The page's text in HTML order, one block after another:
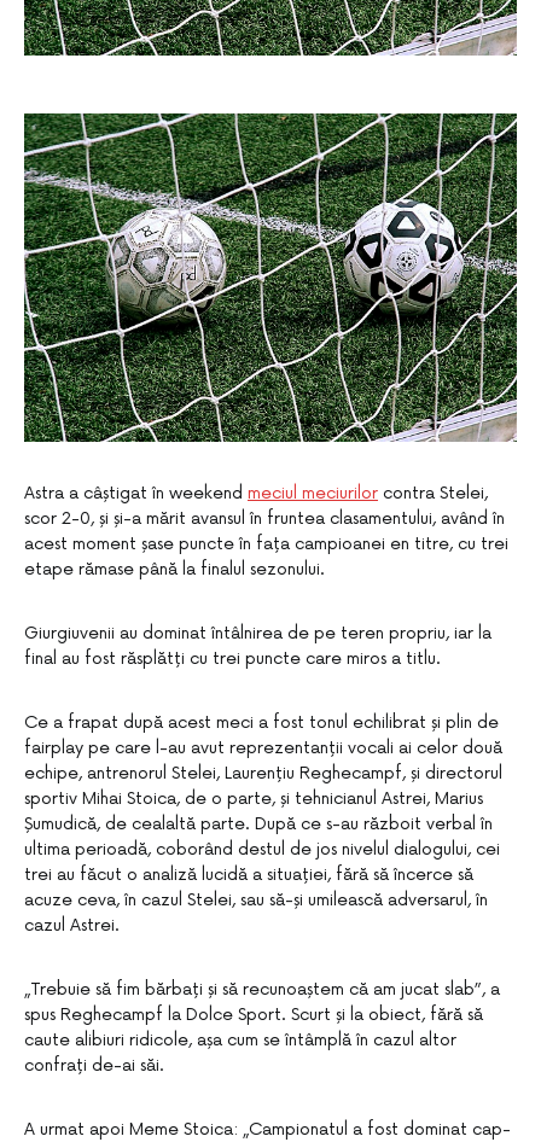
Astra a câștigat în weekend meciul meciurilor contra Stelei,
scor 2-0, și și-a mărit avansul în fruntea clasamentului, având în
acest moment șase puncte în fața campioanei en titre, cu trei
etape rămase până la finalul sezonului.
Giurgiuvenii au dominat întâlnirea de pe teren propriu, iar la
final au fost răsplătți cu trei puncte care miros a titlu.
Ce a frapat după acest meci a fost tonul echilibrat și plin de
fairplay pe care l-au avut reprezentanții vocali ai celor două
echipe, antrenorul Stelei, Laurențiu Reghecampf, și directorul
sportiv Mihai Stoica, de o parte, și tehnicianul Astrei, Marius
Șumudică, de cealaltă parte. După ce s-au războit verbal în
ultima perioadă, coborând destul de jos nivelul dialogului, cei
trei au făcut o analiză lucidă a situației, fără să încerce să
acuze ceva, în cazul Stelei, sau să-și umilească adversarul, în
cazul Astrei.
„Trebuie să fim bărbați și să recunoaștem că am jucat slab”, a
spus Reghecampf la Dolce Sport. Scurt și la obiect, fără să
caute alibiuri ridicole, așa cum se întâmplă în cazul altor
confrați de-ai săi.
A urmat apoi Meme Stoica: „Campionatul a fost dominat cap-